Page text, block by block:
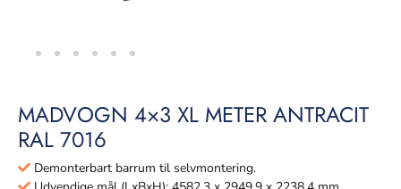
MADVOGN 4×3 XL METER ANTRACIT
RAL 7016
Demonterbart barrum til selvmontering.